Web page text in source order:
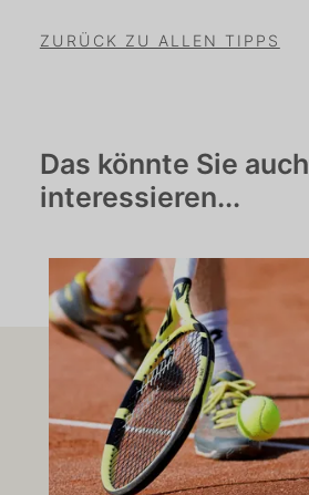
ZURÜCK ZU ALLEN TIPPS
Das könnte Sie auch
interessieren...